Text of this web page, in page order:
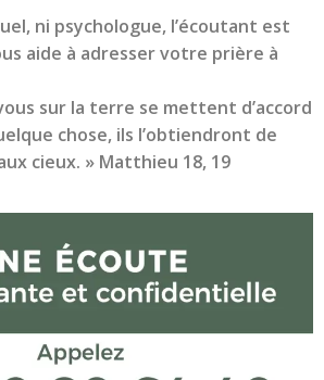
ni psychologue, l’écoutant est
aide à adresser votre prière à
sur la terre se mettent d’accord
chose, ils l’obtiendront de
cieux. » Matthieu 18, 19